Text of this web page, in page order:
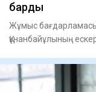
барды
Жұмыс
Құнанбайұлының